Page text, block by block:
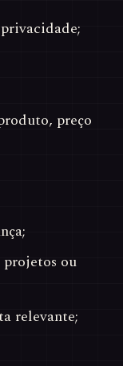
preço
projetos ou
relevante;